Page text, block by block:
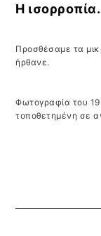
Η ισορροπία.
Προσθέσαμε τα
ήρθανε.
Φωτογραφία του
τοποθετημένη σε